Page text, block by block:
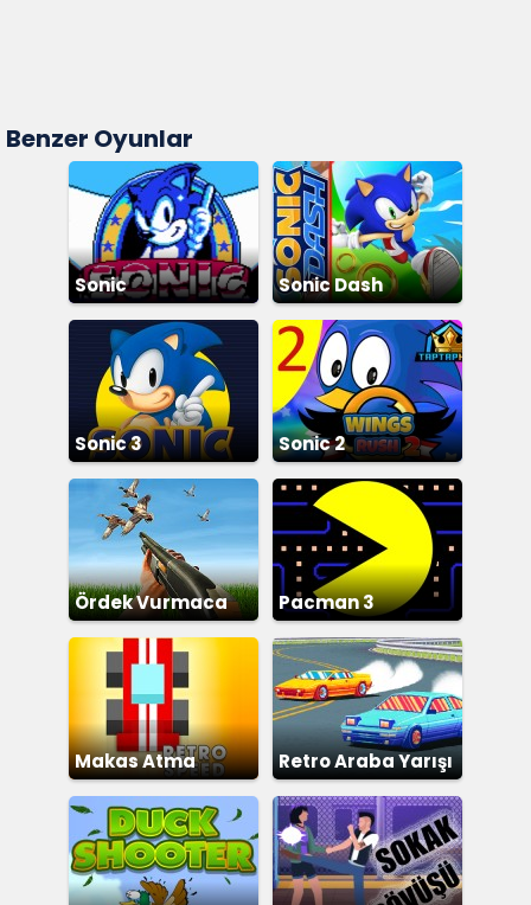
Benzer Oyunlar
Sonic Sonic Dash
Sonic 3 Sonic 2
Ördek Vurmaca Pacman 3
Makas Atma Retro Araba Yarışı